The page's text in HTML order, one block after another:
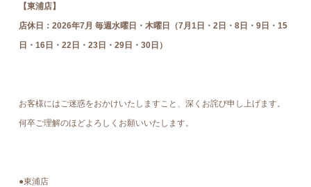
【東浦店】
店休日：2026年7月 毎週水曜日・木曜日（7月1日・2日・8日・9日・15
日・16日・22日・23日・29日・30日）
お客様にはご迷惑をおかけいたしますこと、深くお詫び申し上げます。
何卒ご理解のほどよろしくお願いいたします。
●東浦店